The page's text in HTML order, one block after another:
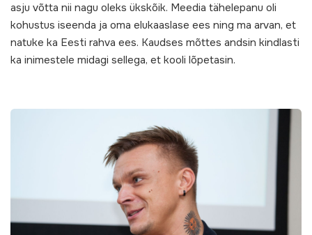
asju võtta nii nagu oleks ükskõik. Meedia tähelepanu oli
kohustus iseenda ja oma elukaaslase ees ning ma arvan, et
natuke ka Eesti rahva ees. Kaudses mõttes andsin kindlasti
ka inimestele midagi sellega, et kooli lõpetasin.